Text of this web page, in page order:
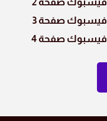
فيسبوك صفحة 3
فيسبوك صفحة 4